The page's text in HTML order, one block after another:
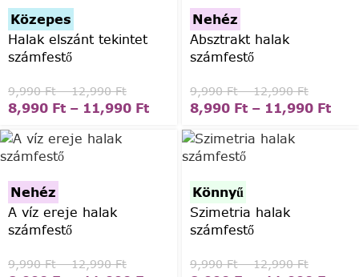
Közepes
Halak elszánt tekintet
számfestő
9,990Ft – 12,990Ft
8,990 Ft – 11,990 Ft
Nehéz
Absztrakt halak
számfestő
9,990Ft – 12,990Ft
8,990 Ft – 11,990 Ft
Nehéz
A víz ereje halak
számfestő
9,990Ft – 12,990Ft
Könnyű
Szimetria halak
számfestő
9,990Ft – 12,990Ft